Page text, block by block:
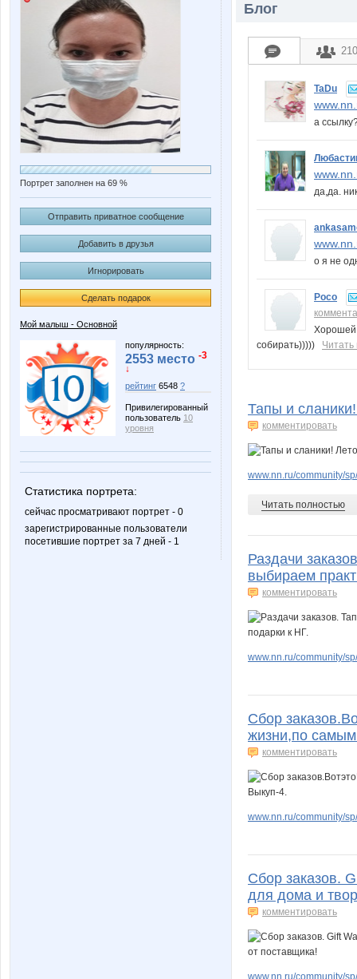
Портрет заполнен на 69 %
Отправить приватное сообщение
Добавить в друзья
Игнорировать
Сделать подарок
Мой малыш - Основной
популярность:
2553 место -3
↓
рейтинг 6548 ?
Привилегированный
пользователь 10
уровня
Статистика портрета:
сейчас просматривают портрет - 0
зарегистрированные пользователи
посетившие портрет за 7 дней - 1
Блог
TaDu
а
да,да.
о я не
Росо
Хорошей
собирать)))))
Тапы и
комментировать
www.nn.ru/community/
Читать полностью
Раздачи
выбираем
комментировать
www.nn.ru/community/
Сбор
жизни,по
комментировать
www.nn.ru/community/
Сбор заказов.
для дома и
комментировать